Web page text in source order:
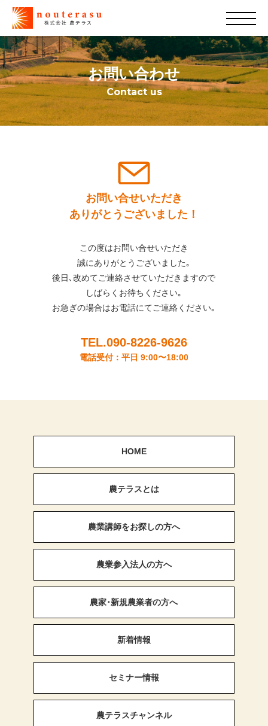
お問い合わせ
Contact us
お問い合せいただき
ありがとうございました！
この度はお問い合せいただき
誠にありがとうございました｡
後日､改めてご連絡させていただきますので
しばらくお待ちください｡
お急ぎの場合はお電話にてご連絡ください｡
TEL.090-8226-9626
電話受付：平日 9:00〜18:00
HOME
農テラスとは
農業講師をお探しの方へ
農業参入法人の方へ
農家･新規農業者の方へ
新着情報
セミナー情報
農テラスチャンネル